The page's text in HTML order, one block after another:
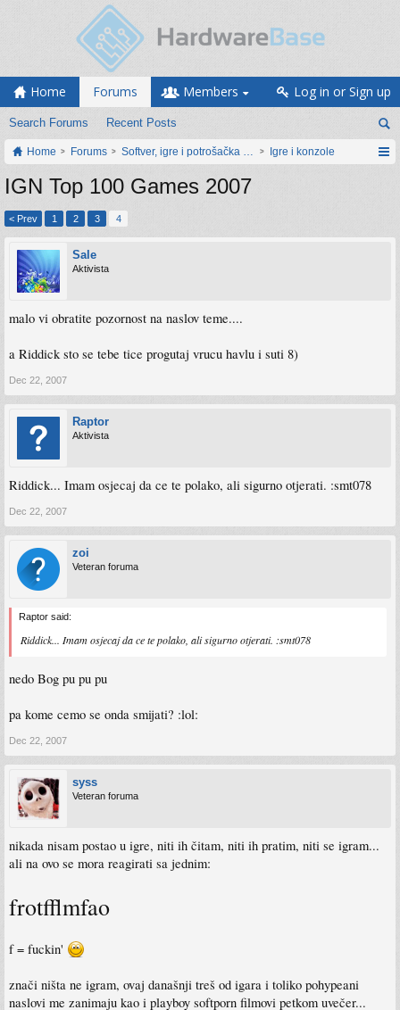
Home Forums
Search Forums Recent Posts
Members Log in or Sign up
Home Forums Softver, igre i potrošačka elektronikaIgre i konzole
IGN Top 100 Games 2007
< Prev 1 2 3 4
Sale
Aktivista
malo vi obratite pozornost na naslov teme....
a Riddick sto se tebe tice progutaj vrucu havlu i suti 8)
Dec 22, 2007
Raptor
Aktivista
Riddick... Imam osjecaj da ce te polako, ali sigurno otjerati. :smt078
Dec 22, 2007
zoi
Veteran foruma
Raptor said:
Riddick... Imam osjecaj da ce te polako, ali sigurno otjerati. :smt078
nedo Bog pu pu pu
pa kome cemo se onda smijati? :lol:
Dec 22, 2007
syss
Veteran foruma
nikada nisam postao u igre, niti ih čitam, niti ih pratim, niti se igram...
ali na ovo se mora reagirati sa jednim:
frotfflmfao
f = fuckin'
znači ništa ne igram, ovaj današnji treš od igara i toliko pohypeani
naslovi me zanimaju kao i playboy softporn filmovi petkom uvečer...